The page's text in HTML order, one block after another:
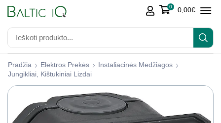
0 0,00€
Pradžia Elektros Prekės
Instaliacinės Medžiagos
Jungikliai, Kištukiniai Lizdai